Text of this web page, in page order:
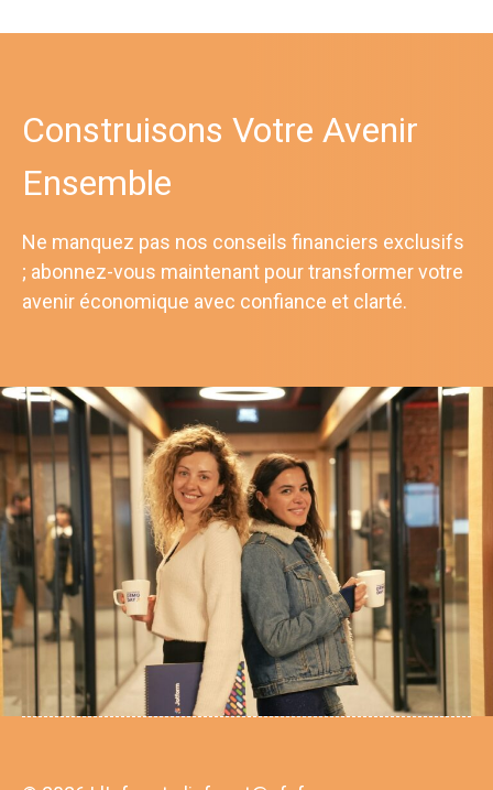
Construisons Votre Avenir
Ensemble
Ne manquez pas nos conseils financiers exclusifs
; abonnez-vous maintenant pour transformer votre
avenir économique avec confiance et clarté.